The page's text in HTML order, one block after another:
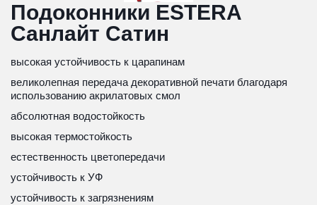
Подоконники ESTERA
Санлайт Сатин
высокая устойчивость к царапинам
великолепная передача декоративной печати благодаря
использованию акрилатовых смол
абсолютная водостойкость
высокая термостойкость
естественность цветопередачи
устойчивость к УФ
устойчивость к загрязнениям